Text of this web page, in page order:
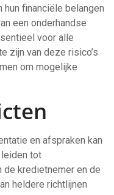
financiële belangen
een onderhandse
voor alle
zijn van deze risico’s
om mogelijke
en afspraken kan
tot
kredietnemer en de
heldere richtlijnen